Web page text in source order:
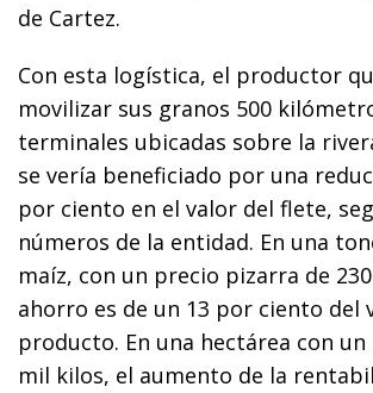
de Cartez.
Con esta logística, el productor
movilizar sus granos 500
terminales ubicadas sobre la
se vería beneficiado por una
por ciento en el valor del flete,
números de la entidad. En una
maíz, con un precio pizarra de
ahorro es de un 13 por ciento del
producto. En una hectárea con un
mil kilos, el aumento de la